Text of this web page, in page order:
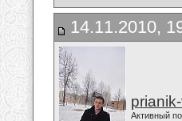
14.11.2010,
Активный